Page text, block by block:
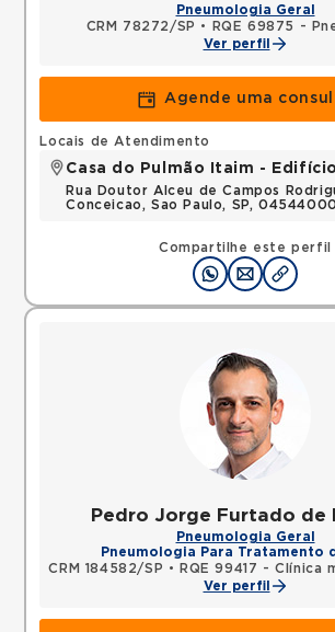
Pneumologia Geral
CRM 78272/SP •
RQE 69875 -
Ver perfil
Agende uma
Compartilhe este perfil
Locais de Atendimento
Casa do Pulmão Itaim -
Rua Doutor Alceu de Campos
Conceicao, Sao Paulo, SP,
Pedro Jorge Furtado de
Pneumologia Geral
Pneumologia Para Tratamento
CRM 184582/SP • RQE 99417 - Clínica
Ver perfil